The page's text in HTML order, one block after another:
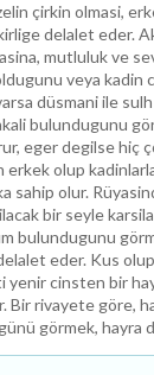
çirkin olmasi,
delalet eder.
mutluluk ve
veya kadin
düsmani ile
bulundugunu
eger degilse hiç
erkek olup
sahip olur.
bir seyle
bulundugunu
eder. Kus
yenir cinsten bir
rivayete göre,
görmek, hayra